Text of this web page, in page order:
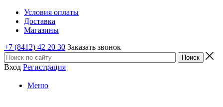
Условия оплаты
Доставка
Магазины
+7 (8412) 42 20 30 Заказать звонок
Вход Регистрация
Меню